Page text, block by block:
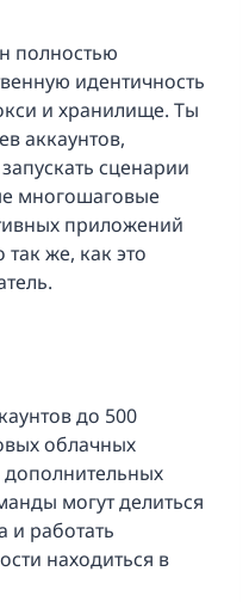
полностью
идентичность
и хранилище. Ты
аккаунтов,
сценарии
многошаговые
приложений
же, как это
до 500
облачных
дополнительных
могут делиться
и работать
находиться в